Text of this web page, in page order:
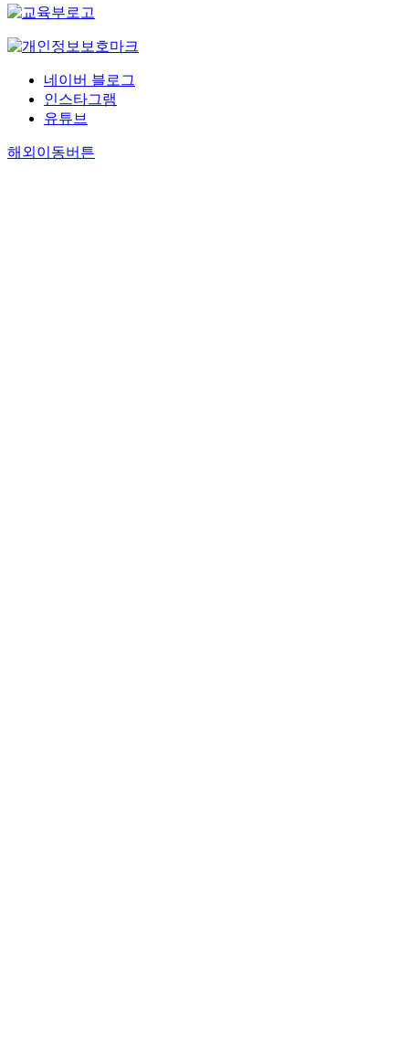
네이버 블로그
인스타그램
유튜브
해외이동버튼